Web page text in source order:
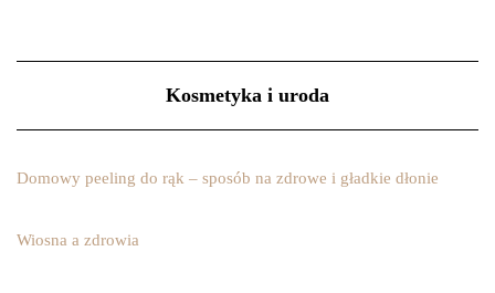
Kosmetyka i uroda
Domowy peeling do rąk – sposób na zdrowe i gładkie dłonie
Wiosna a zdrowia